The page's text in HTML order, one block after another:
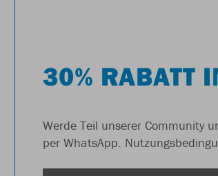
30% RABATT
Werde Teil unserer Community
per WhatsApp.